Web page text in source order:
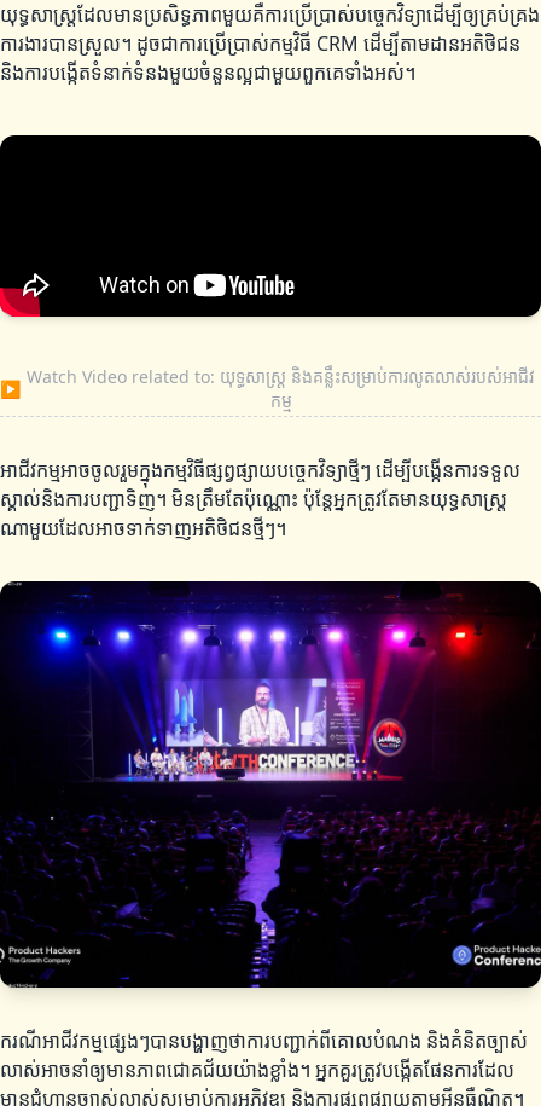
យុទ្ធសាស្ត្រដែលមានប្រសិទ្ធភាពមួយគឺការប្រើប្រាស់បច្ចេកវិទ្យាដើម្បីឲ្យគ្រប់គ្រង
ការងារបានស្រួល។ ដូចជាការប្រើប្រាស់កម្មវិធី CRM ដើម្បីតាមដានអតិថិជន
និងការបង្កើតទំនាក់ទំនងមួយចំនួនល្អជាមួយពួកគេទាំងអស់។
▶
Watch Video related to: យុទ្ធសាស្ត្រ និងគន្លឹះសម្រាប់ការលូតលាស់របស់អាជីវ
កម្ម
អាជីវកម្មអាចចូលរួមក្នុងកម្មវិធីផ្សព្វផ្សាយបច្ចេកវិទ្យាថ្មីៗ ដើម្បីបង្កើនការទទួល
ស្គាល់និងការបញ្ជាទិញ។ មិនត្រឹមតែប៉ុណ្ណោះ ប៉ុន្តែអ្នកត្រូវតែមានយុទ្ធសាស្ត្រ​
ណាមួយដែលអាចទាក់ទាញអតិថិជនថ្មីៗ។
ករណីអាជីវកម្មផ្សេងៗបានបង្ហាញថាការបញ្ជាក់ពីគោលបំណង និងគំនិតច្បាស់
លាស់អាចនាំឲ្យមានភាពជោគជ័យយ៉ាងខ្លាំង។ អ្នកគួរត្រូវបង្កើតផែនការដែល
មានជំហានច្បាស់លាស់សម្រាប់ការអភិវឌ្ឍ និងការផ្សព្វផ្សាយតាមអ៊ីនធឺណិត។